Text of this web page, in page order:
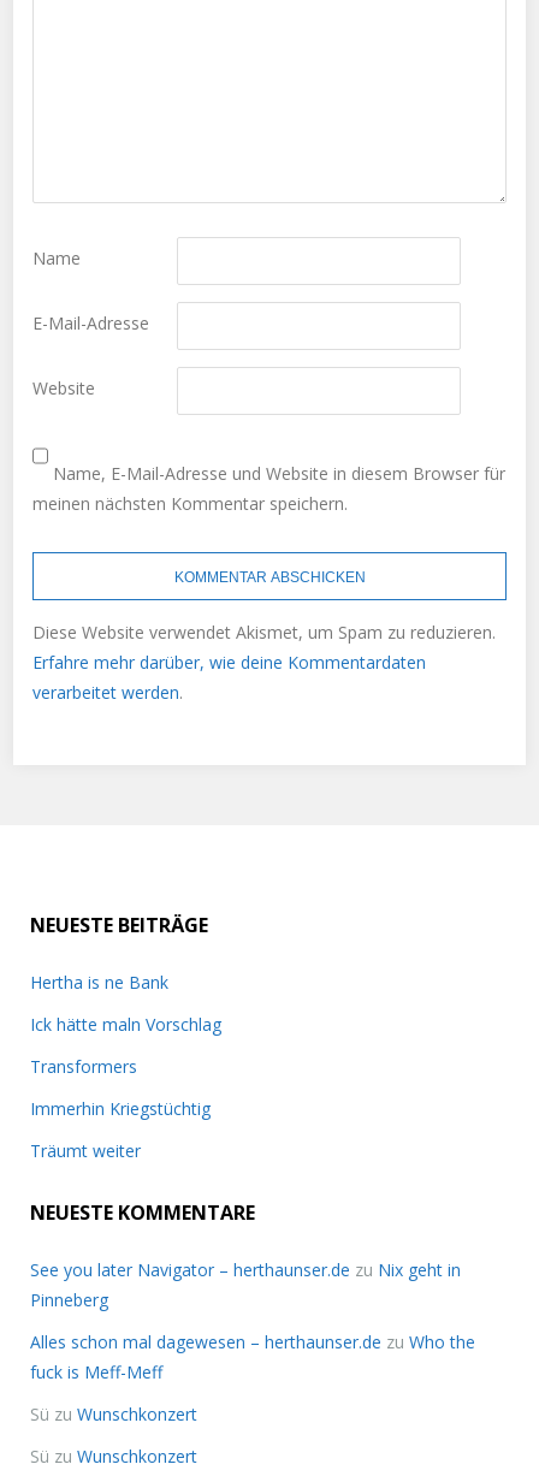
Name
E-Mail-Adresse
Website
Name, E-Mail-Adresse und Website in diesem Browser für
meinen nächsten Kommentar speichern.
Diese Website verwendet Akismet, um Spam zu reduzieren.
Erfahre mehr darüber, wie deine Kommentardaten
verarbeitet werden.
NEUESTE BEITRÄGE
Hertha is ne Bank
Ick hätte maln Vorschlag
Transformers
Immerhin Kriegstüchtig
Träumt weiter
NEUESTE KOMMENTARE
See you later Navigator – herthaunser.de zu Nix geht in
Pinneberg
Alles schon mal dagewesen – herthaunser.de zu Who the
fuck is Meff-Meff
Sü zu Wunschkonzert
Sü zu Wunschkonzert